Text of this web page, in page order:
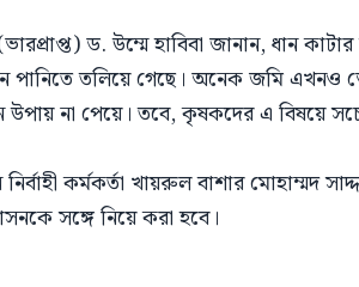
ড. উম্মে হাবিবা জানান, ধান
পানিতে তলিয়ে গেছে। অনেক জমি এখনও
না পেয়ে। তবে, কৃষকদের এ বিষয়ে
কর্মকর্তা খায়রুল বাশার মোহাম্মদ
সঙ্গে নিয়ে করা হবে।